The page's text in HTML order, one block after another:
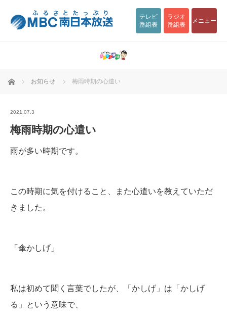
テレビ
番組表
ラジオ
番組表
メニュー
ホーム お知らせ 梅雨時期の心遣い
2021.07.3
梅雨時期の心遣い
雨が多い時期です。
この時期に気を付けること、また心遣いを教えていただ
きました。
「傘かしげ」
私は初めて聞く言葉でしたが、「かしげ」は「かしげ
る」という意味で、